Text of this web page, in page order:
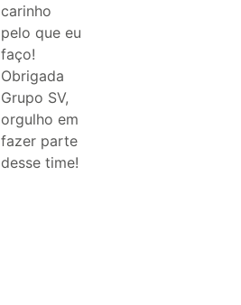
carinho
pelo que eu
faço!
Obrigada
Grupo SV,
orgulho em
fazer parte
desse time!